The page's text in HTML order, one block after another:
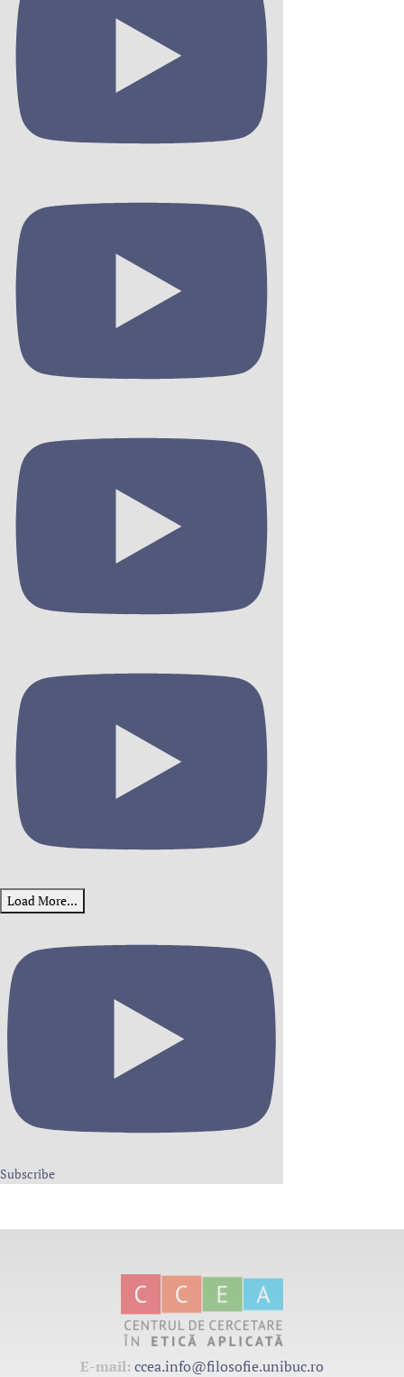
Load More...
Subscribe
E-mail: ccea.info@filosofie.unibuc.ro